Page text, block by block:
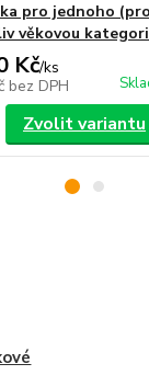
pro jednoho (pro
věkovou
Kč/ks
bez DPH
Zvolit variantu